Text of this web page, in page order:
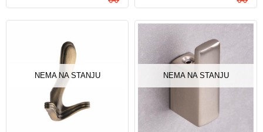
NEMA NA STANJU NEMA NA STANJU